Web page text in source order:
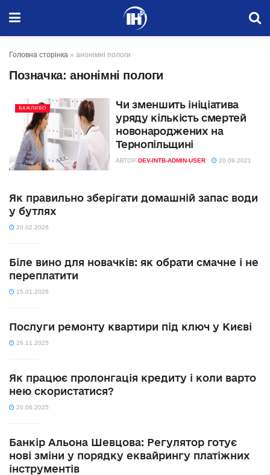
Головна сторінка » анонімні пологи
Позначка: анонімні пологи
ВАЖЛИВО
Чи зменшить ініціатива
уряду кількість смертей
новонароджених на
Тернопільщині
АВТОР DEV-INTB-ADMIN-USER 20.09.2021
Як правильно зберігати домашній запас води
у бутлях
20.02.2026
Біле вино для новачків: як обрати смачне і не
переплатити
15.01.2026
Послуги ремонту квартири під ключ у Києві
26.11.2025
Як працює пролонгація кредиту і коли варто
нею скористатися?
20.06.2025
Банкір Альона Шевцова: Регулятор готує
нові зміни у порядку еквайрингу платіжних
інструментів